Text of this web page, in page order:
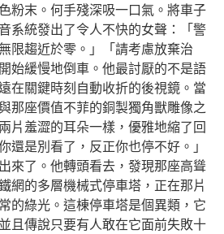
粉末。何手殘深吸一口氣。將車子
系統發出了令人不快的女聲：「警
限趨近於零。」「請考慮放棄治
始緩慢地倒車。他最討厭的不是語
在關鍵時刻自動收折的後視鏡。當
那座價值不菲的銅製獨角獸雕像之
片羞澀的耳朵一樣，優雅地縮了回
還是別看了，反正你也停不好。」
來了。他轉頭看去，發現那座高聳
網的多層機械式停車塔，正在那片
的綠光。這棟停車塔是個異類，它
且傳說只要有人敢在它面前失敗十